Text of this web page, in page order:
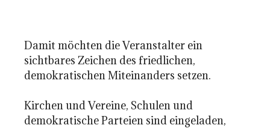
Damit möchten die Veranstalter ein
sichtbares Zeichen des friedlichen,
demokratischen Miteinanders setzen.
Kirchen und Vereine, Schulen und
demokratische Parteien sind eingeladen,